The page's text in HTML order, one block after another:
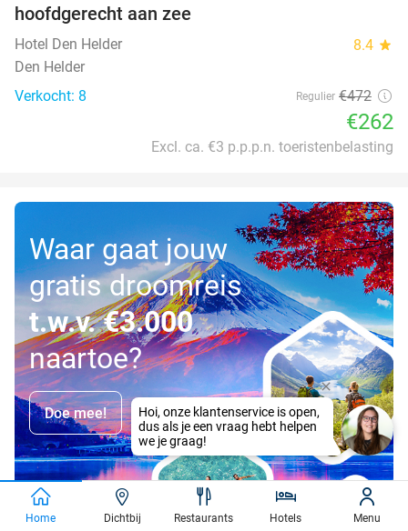
hoofdgerecht aan zee
Hotel Den Helder 8.4 star
Den Helder
Verkocht: 8
Regulier €472
€262
Excl. ca. €3 p.p.p.n. toeristenbelasting
Waar gaat jouw
gratis droomreis
t.w.v. €3.000
naartoe?
Doe mee!
Home Dichtbij Restaurants Hotels Menu